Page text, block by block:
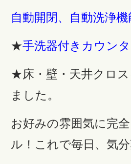
自動開閉、自動洗浄機
★手洗器付きカウン
★床・壁・天井クロス
ました。
お好みの雰囲気に完
ル！これで毎日、